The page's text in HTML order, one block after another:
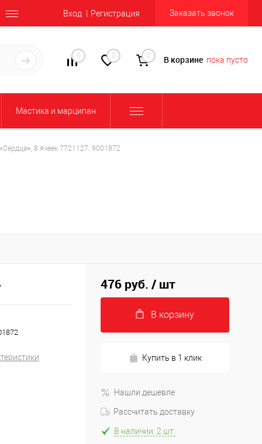
Вход Регистрация Заказать звонок
0 0 0 В корзине пока пусто
Мастика и марципан
8 ячеек 7721127. 9001872
476 руб. / шт
В корзину
Купить в 1 клик
Нашли дешевле
Рассчитать доставку
В наличии: 2 шт.